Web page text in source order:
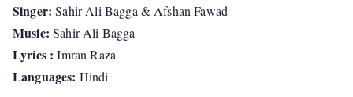
Singer: Sahir Ali Bagga & Afshan Fawad
Music: Sahir Ali Bagga
Lyrics : Imran Raza
Languages: Hindi